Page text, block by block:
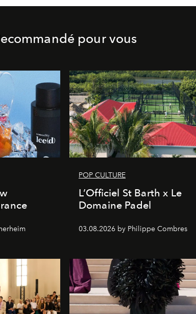
pour vous
POP CULTURE
L’Officiel St Barth x Le
Domaine Padel
03.08.2026 by Philippe Combres